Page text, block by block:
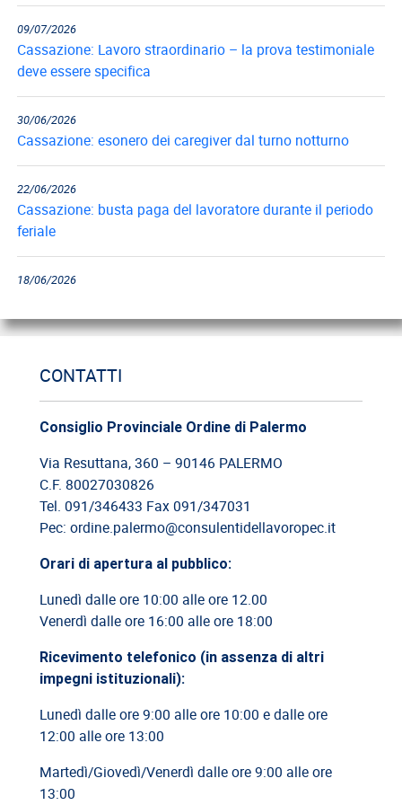
09/07/2026
Cassazione: Lavoro straordinario – la prova testimoniale
deve essere specifica
30/06/2026
Cassazione: esonero dei caregiver dal turno notturno
22/06/2026
Cassazione: busta paga del lavoratore durante il periodo
feriale
18/06/2026
Cassazione: responsabilità del committente privato
08/06/2026
Cassazione: legittimità del licenziamento con email
Cassazione: responsabilità limitata del direttore dei lavori
26/05/2026
CONTATTI
Consiglio Provinciale Ordine di Palermo
Via Resuttana, 360 – 90146 PALERMO
C.F. 80027030826
Tel. 091/346433 Fax 091/347031
Pec: ordine.palermo@consulentidellavoropec.it
Orari di apertura al pubblico:
Lunedì dalle ore 10:00 alle ore 12.00
Venerdì dalle ore 16:00 alle ore 18:00
Ricevimento telefonico (in assenza di altri
impegni istituzionali):
Lunedì dalle ore 9:00 alle ore 10:00 e dalle ore
12:00 alle ore 13:00
Martedì/Giovedì/Venerdì dalle ore 9:00 alle ore
13:00